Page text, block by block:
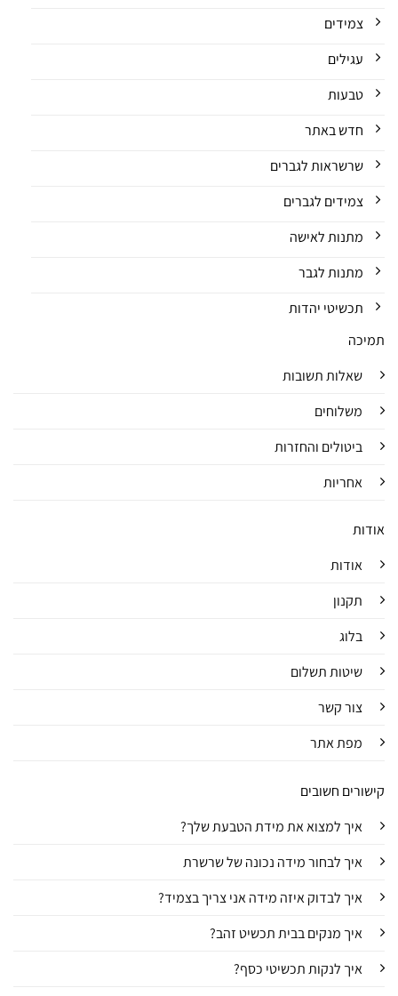
צמידים
עגילים
טבעות
חדש באתר
שרשראות לגברים
צמידים לגברים
מתנות לאישה
מתנות לגבר
תכשיטי יהדות
תמיכה
שאלות תשובות
משלוחים
ביטולים והחזרות
אחריות
אודות
אודות
תקנון
בלוג
שיטות תשלום
צור קשר
מפת אתר
קישורים חשובים
איך למצוא את מידת הטבעת שלך?
איך לבחור מידה נכונה של שרשרת
איך לבדוק איזה מידה אני צריך בצמיד?
איך מנקים בבית תכשיט זהב?
איך לנקות תכשיטי כסף?